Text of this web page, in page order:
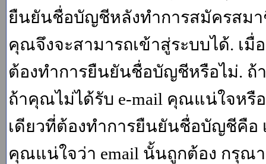
ยืนยันชื่อบัญชีหลังทำการสมัครสมา
คุณจึงจะสามารถเข้าสู่ระบบได้. เ
ต้องทำการยืนยันชื่อบัญชีหรือไม่.
ถ้าคุณไม่ได้รับ e-mail คุณแน่ใจหรื
เดียวที่ต้องทำการยืนยันชื่อบัญชีคือ
คุณแน่ใจว่า email นั้นถูกต้อง กรุณ